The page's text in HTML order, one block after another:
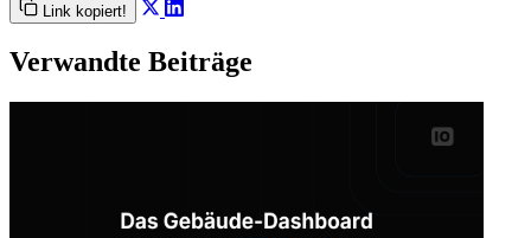
Link kopiert!
Verwandte Beiträge